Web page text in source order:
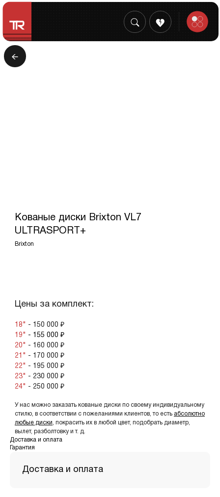
Кованые диски Brixton VL7
ULTRASPORT+
Brixton
Цены за комплект:
18" - 150 000 ₽
19" - 155 000 ₽
20" - 160 000 ₽
21" - 170 000 ₽
22" - 195 000 ₽
23" - 230 000 ₽
24" - 250 000 ₽
У нас можно заказать кованые диски по своему индивидуальному
стилю, в соответствии с пожеланиями клиентов, то есть абсолютно
любые диски , покрасить их в любой цвет, подобрать диаметр,
вылет, разболтовку и т. д.
Доставка и оплата
Гарантия
Доставка и оплата